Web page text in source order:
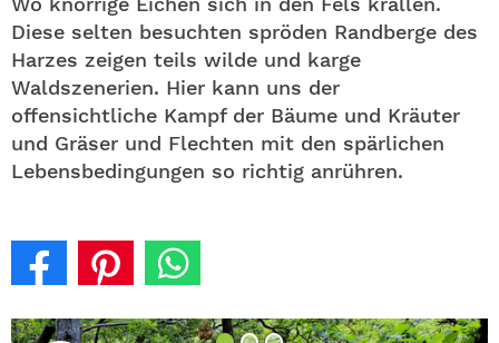
Diese selten besuchten spröden Randberge des
Harzes zeigen teils wilde und karge
Waldszenerien. Hier kann uns der
offensichtliche Kampf der Bäume und Kräuter
und Gräser und Flechten mit den spärlichen
Lebensbedingungen so richtig anrühren.